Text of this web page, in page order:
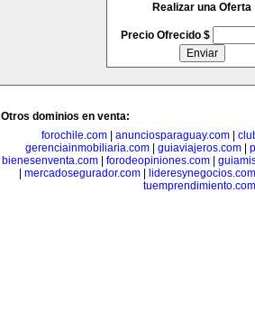
Realizar una Oferta
Precio Ofrecido $
Otros dominios en venta:
forochile.com| anunciosparaguay.com|
gerenciainmobiliaria.com
guiaviajeros.com
bienesenventa.com
forodeopiniones.com
mercadosegurador.com
lideresynegocios.com
tuemprendimiento.com